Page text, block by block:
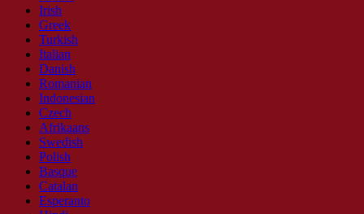
Irish
Greek
Turkish
Italian
Danish
Romanian
Indonesian
Czech
Afrikaans
Swedish
Polish
Basque
Catalan
Esperanto